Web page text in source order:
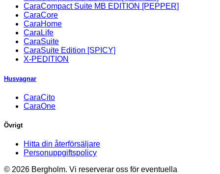
CaraCompact Suite MB EDITION [PEPPER]
CaraCore
CaraHome
CaraLife
CaraSuite
CaraSuite Edition [SPICY]
X-PEDITION
Husvagnar
CaraCito
CaraOne
Övrigt
Hitta din återförsäljare
Personuppgiftspolicy
© 2026 Bergholm. Vi reserverar oss för eventuella